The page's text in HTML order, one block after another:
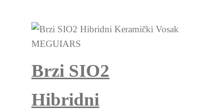
Brzi SIO2
Hibridni